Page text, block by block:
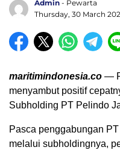
Admin - Pewarta
Thursday, 30 March
maritimindonesia.co —
menyambut positif
Subholding PT Pelindo
Pasca penggabungan
melalui subholdingnya,